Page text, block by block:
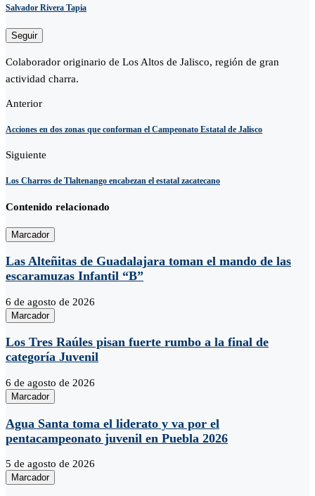
Salvador Rivera Tapia
Seguir
Colaborador originario de Los Altos de Jalisco, región de gran
actividad charra.
Anterior
Acciones en dos zonas que conforman el Campeonato Estatal de Jalisco
Siguiente
Los Charros de Tlaltenango encabezan el estatal zacatecano
Contenido relacionado
Marcador
Las Alteñitas de Guadalajara toman el mando de las
escaramuzas Infantil “B”
6 de agosto de 2026
Marcador
Los Tres Raúles pisan fuerte rumbo a la final de
categoría Juvenil
6 de agosto de 2026
Marcador
Agua Santa toma el liderato y va por el
pentacampeonato juvenil en Puebla 2026
5 de agosto de 2026
Marcador